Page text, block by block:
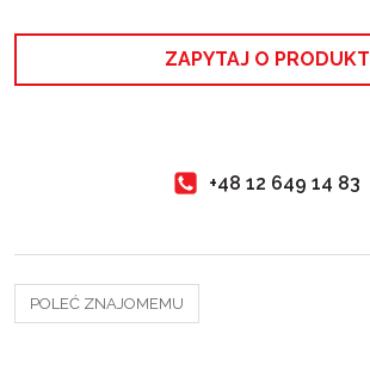
ZAPYTAJ O PRODUKT
+48 12 649 14 83
POLEĆ ZNAJOMEMU